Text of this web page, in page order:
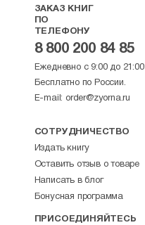
ЗАКАЗ КНИГ
ПО
ТЕЛЕФОНУ
8 800 200 84 85
Ежедневно с 9:00 до 21:00
Бесплатно по России.
E-mail: order@zyorna.ru
СОТРУДНИЧЕСТВО
Издать книгу
Оставить отзыв о товаре
Написать в блог
Бонусная программа
ПРИСОЕДИНЯЙТЕСЬ